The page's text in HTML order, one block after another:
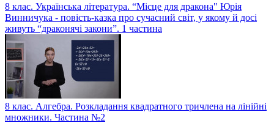
8 клас. Українська література. “Місце для дракона" Юрія
Винничука - повість-казка про сучасний світ, у якому й досі
живуть “драконячі закони”. 1 частина
8 клас. Алгебра. Розкладання квадратного тричлена на лінійні
множники. Частина №2